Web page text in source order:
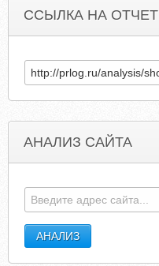
ССЫЛКА НА ОТЧЕТ
АНАЛИЗ САЙТА